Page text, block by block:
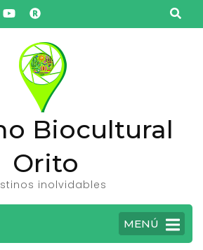
Biocultural
Orito
inolvidables
MENÚ